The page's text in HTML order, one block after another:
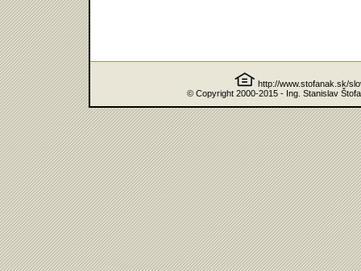
http://www.stofanak.sk/
© Copyright 2000-2015 - Ing. Stanislav